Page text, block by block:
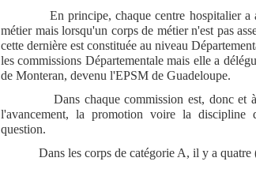
En principe, chaque centre hospitalier a
métier mais lorsqu'un corps de métier n'est pas
cette dernière est constituée au niveau
les commissions Départementale mais elle a
de Monteran, devenu l'EPSM de Guadeloupe.
Dans chaque commission est, donc et à
l'avancement, la promotion voire la discipline
question.
Dans les corps de catégorie A, il y a quatre